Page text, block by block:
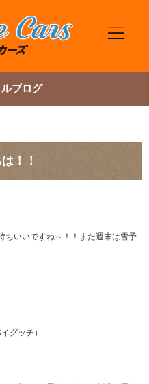
ブログ
！！
ちいいですね～！！また週末は雪予
グッチ）